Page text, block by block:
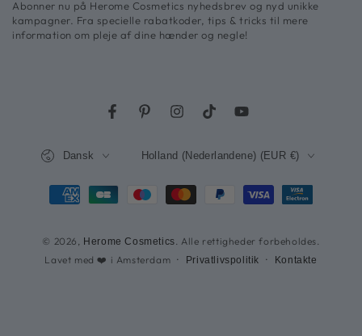
e-
mailadresse
Abonner nu på Herome Cosmetics nyhedsbrev og nyd unikke
kampagner. Fra specielle rabatkoder, tips & tricks til mere
information om pleje af dine hænder og negle!
FacebookPinterestInstagramTikTokYouTube
© 2026, Herome Cosmetics. Alle rettigheder forbeholdes.
Lavet med ❤️ i Amsterdam
Privatlivspolitik Kontakte
Dansk Holland (Nederlandene) (EUR €)
Betalingsmetoder